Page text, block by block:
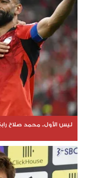
ليس الأول.. محمد صلاح